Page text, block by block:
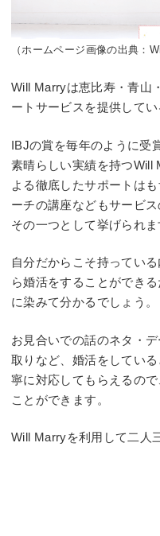
（ホームページ画像の出典：
Will Marryは恵比寿・青山
ートサービスを提供してい
IBJの賞を毎年のように受
素晴らしい実績を持つWill
よる徹底したサポートは
ーチの講座などもサービ
その一つとして挙げられま
自分だからこそ持ってい
ら婚活をすることができ
に染みて分かるでしょう。
お見合いでの話のネタ・
取りなど、婚活をしてい
寧に対応してもらえるの
ことができます。
Will Marryを利用して二人